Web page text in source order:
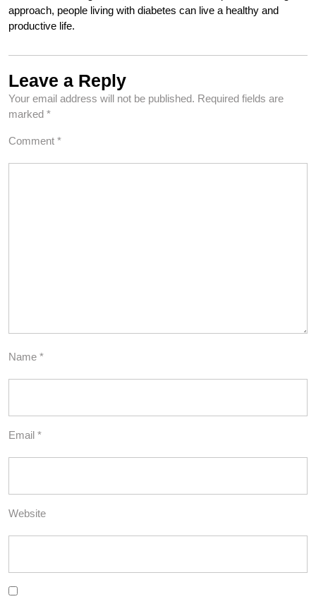
approach, people living with diabetes can live a healthy and
productive life.
Leave a Reply
Your email address will not be published. Required fields are
marked *
Comment *
Name *
Email *
Website